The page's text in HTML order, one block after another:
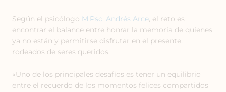
Según el psicólogo M.Psc. Andrés Arce , el reto es
encontrar el balance entre honrar la memoria de quienes
ya no están y permitirse disfrutar en el presente,
rodeados de seres queridos.
«Uno de los principales desafíos es tener un equilibrio
entre el recuerdo de los momentos felices compartidos